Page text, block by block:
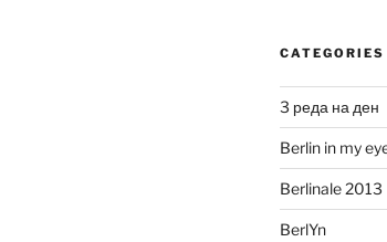
CATEGORIES
3 реда на ден
Berlin in my
Berlinale 2013
BerlYn